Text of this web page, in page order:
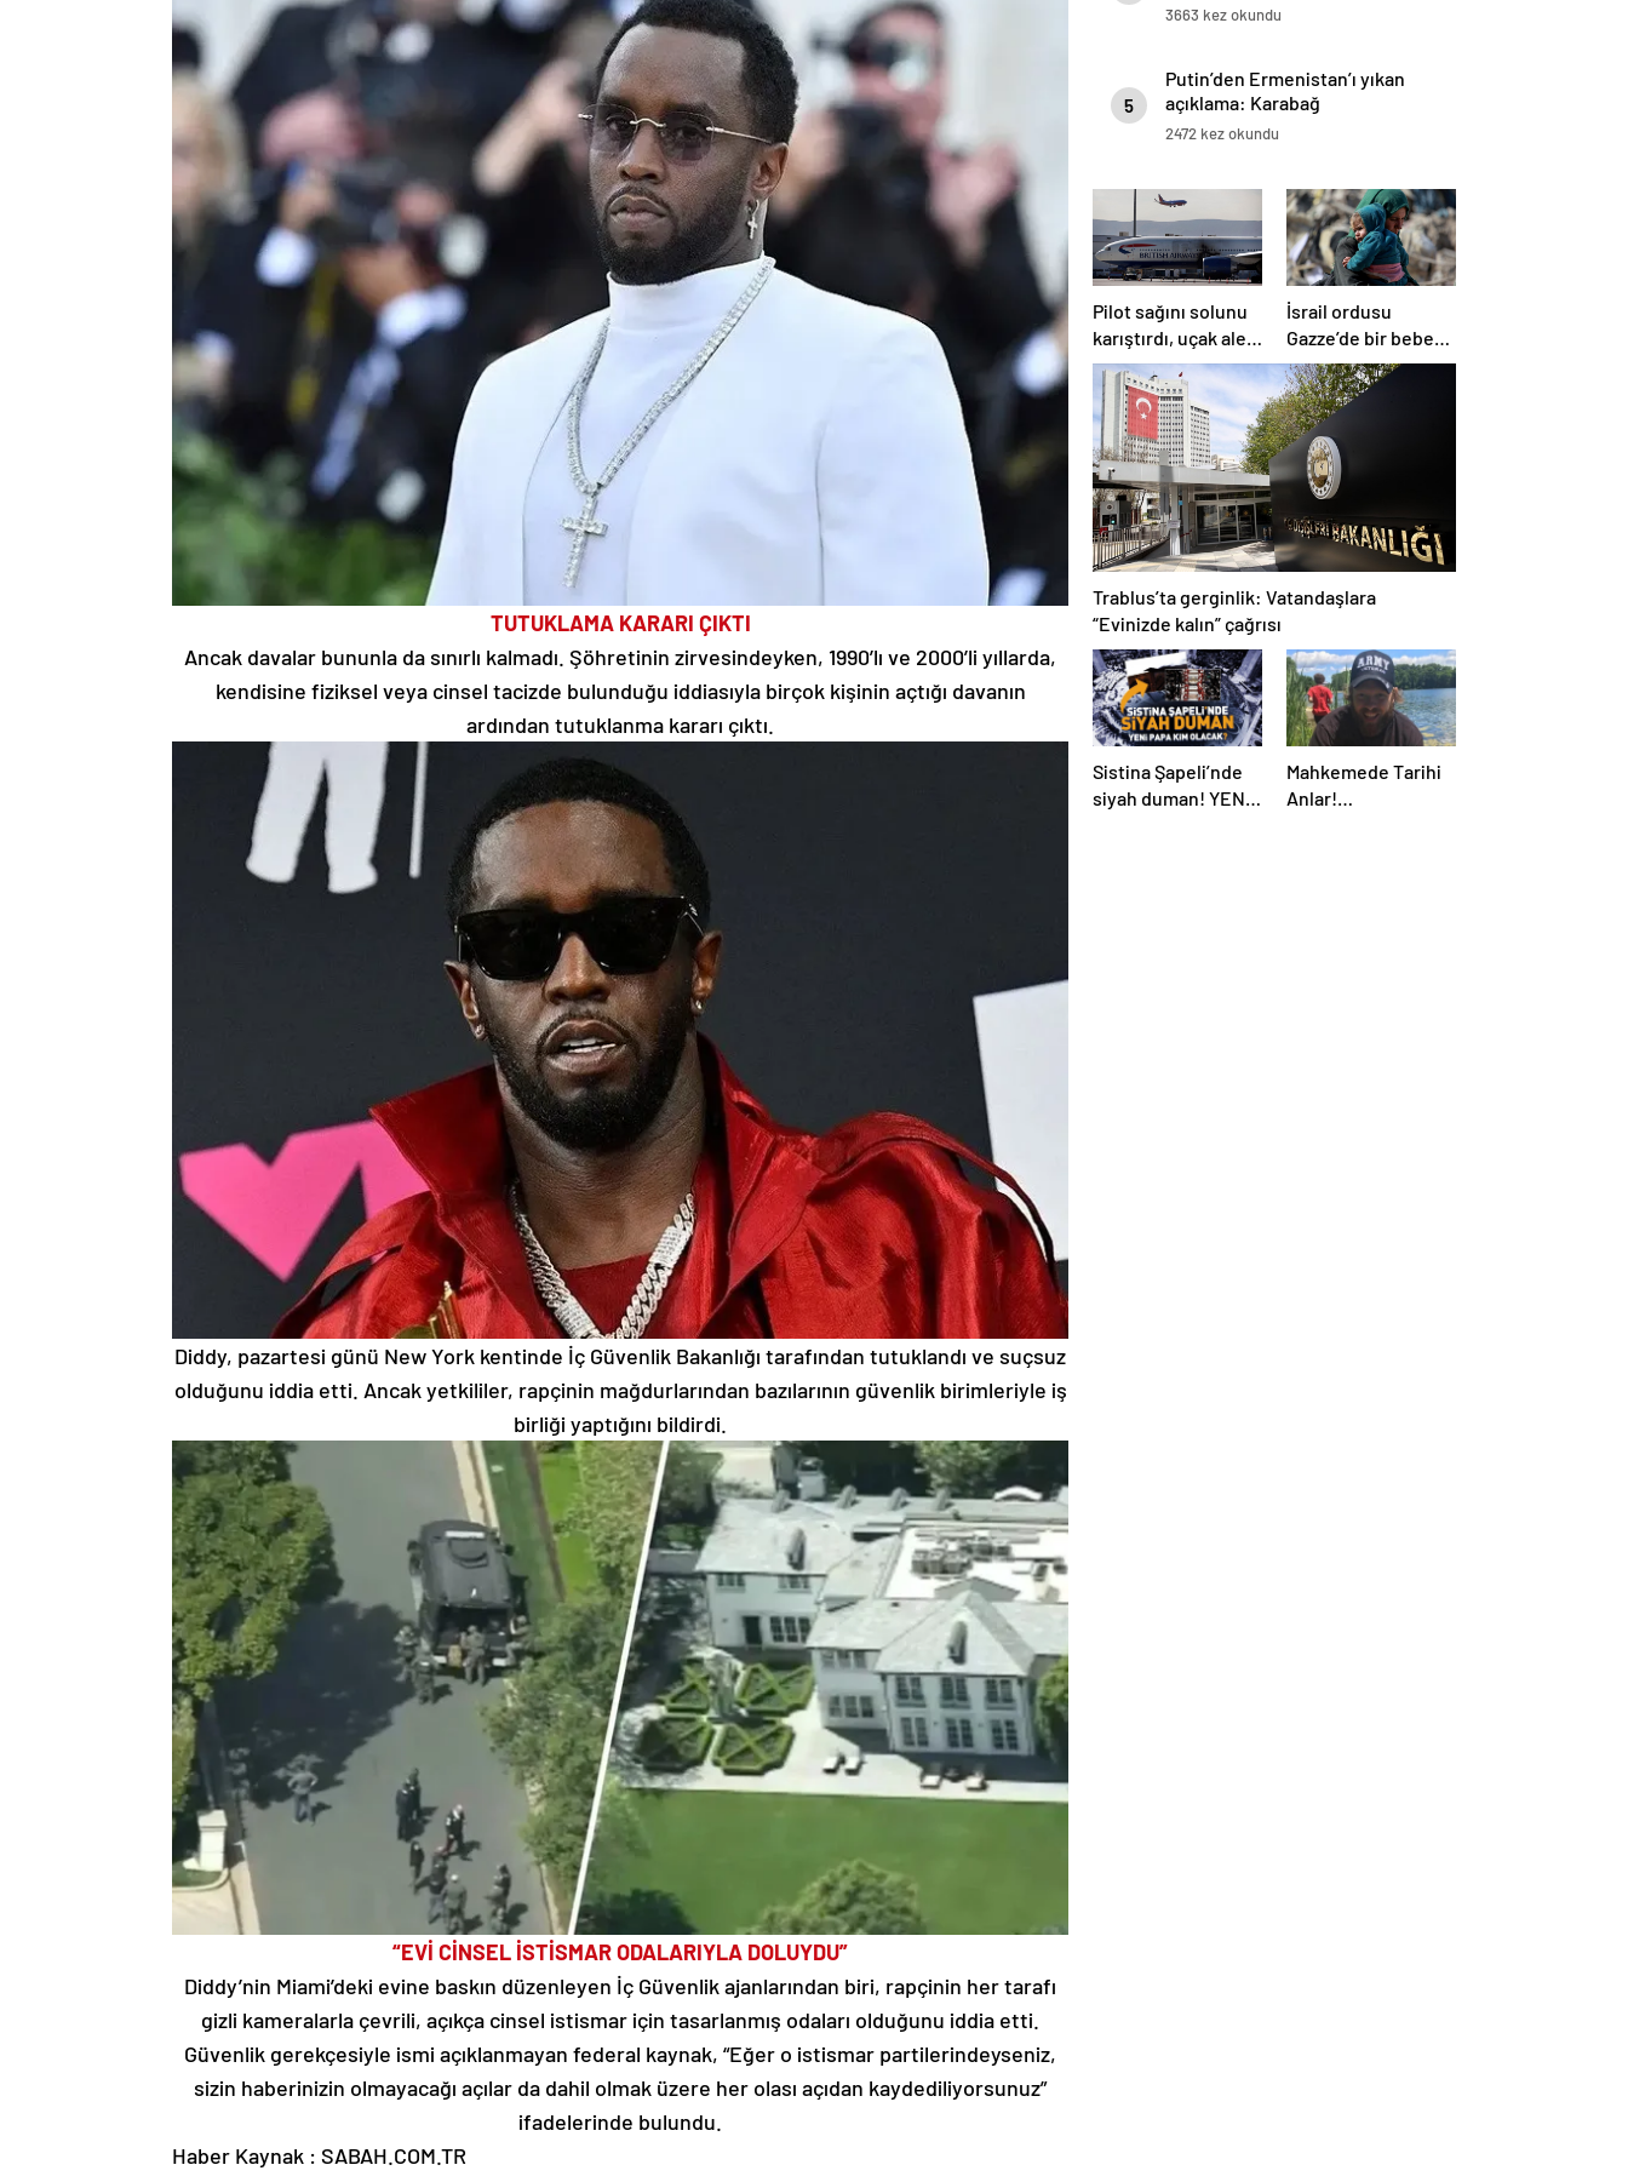
TUTUKLAMA KARARI ÇIKTI
Ancak davalar bununla da sınırlı kalmadı. Şöhretinin zirvesindeyken, 1990’lı ve 2000’li yıllarda,
kendisine fiziksel veya cinsel tacizde bulunduğu iddiasıyla birçok kişinin açtığı davanın
ardından tutuklanma kararı çıktı.
Diddy, pazartesi günü New York kentinde İç Güvenlik Bakanlığı tarafından tutuklandı ve suçsuz
olduğunu iddia etti. Ancak yetkililer, rapçinin mağdurlarından bazılarının güvenlik birimleriyle iş
birliği yaptığını bildirdi.
“EVİ CİNSEL İSTİSMAR ODALARIYLA DOLUYDU”
Diddy’nin Miami’deki evine baskın düzenleyen İç Güvenlik ajanlarından biri, rapçinin her tarafı
gizli kameralarla çevrili, açıkça cinsel istismar için tasarlanmış odaları olduğunu iddia etti.
Güvenlik gerekçesiyle ismi açıklanmayan federal kaynak, “Eğer o istismar partilerindeyseniz,
sizin haberinizin olmayacağı açılar da dahil olmak üzere her olası açıdan kaydediliyorsunuz”
ifadelerinde bulundu.
Haber Kaynak : SABAH.COM.TR
3663 kez okundu
5
Putin’den Ermenistan’ı yıkan
açıklama: Karabağ
Azerbaycan’ın ayrılmaz bir
2472 kez okundu
Pilot sağını solunu
karıştırdı, uçak alev
aldı
İsrail ordusu
Gazze’de bir bebek
daha öldürdü
Trablus’ta gerginlik: Vatandaşlara
“Evinizde kalın” çağrısı
Sistina Şapeli’nde
siyah duman! YENİ
Mahkemede Tarihi
Anlar!